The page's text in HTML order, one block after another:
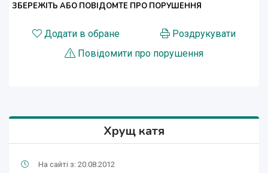
ЗБЕРЕЖІТЬ АБО ПОВІДОМТЕ ПРО ПОРУШЕННЯ
Додати в обране
Роздрукувати
Повідомити про порушення
Хрущ катя
На сайті з: 20.08.2012